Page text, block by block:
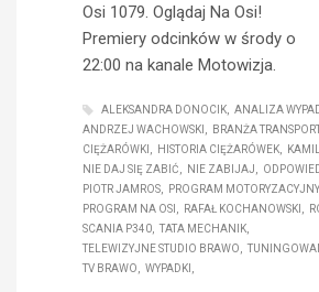
Osi 1079. Oglądaj Na Osi!
Premiery odcinków w środy o
22:00 na kanale Motowizja.
ALEKSANDRA DONOCIK
ANALIZA
ANDRZEJ WACHOWSKI
BRANŻA
CIĘŻARÓWKI
HISTORIA CIĘŻARÓWEK
NIE DAJ SIĘ ZABIĆ
NIE ZABIJAJ
PIOTR JAMROS
PROGRAM MOTORYZACYJNY
PROGRAM NA OSI
RAFAŁ KOCHANOWSKI
SCANIA P340
TATA MECHANIK
TELEWIZYJNE STUDIO BRAWO
TV BRAWO
WYPADKI